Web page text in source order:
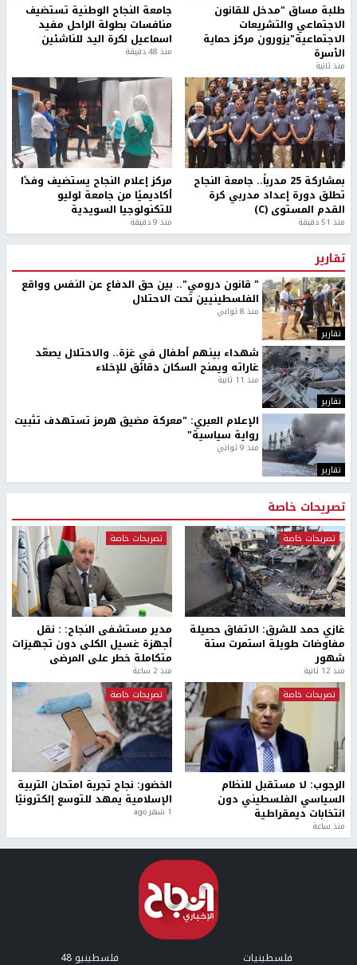
طلبة مساق "مدخل للقانون
الاجتماعي والتشريعات
الاجتماعية"يزورون مركز حماية
الأسرة
منذ ثانية
جامعة النجاح الوطنية تستضيف
منافسات بطولة الراحل مفيد
اسماعيل لكرة اليد للناشئين
منذ 48 دقيقة
بمشاركة 25 مدرباً.. جامعة النجاح
تطلق دورة إعداد مدربي كرة
القدم المستوى (C)
منذ 51 دقيقة
مركز إعلام النجاح يستضيف وفدًا
أكاديميًا من جامعة لوليو
للتكنولوجيا السويدية
منذ 9 دقيقة
تقارير
تقارير
" قانون درومي".. بين حق الدفاع عن النفس وواقع
الفلسطينيين تحت الاحتلال
منذ 8 ثواني
تقارير
شهداء بينهم أطفال في غزة.. والاحتلال يصعّد
غاراته ويمنح السكان دقائق للإخلاء
منذ 11 ثانية
تقارير
الإعلام العبري: "معركة مضيق هرمز تستهدف تثبيت
رواية سياسية"
منذ 9 ثواني
تصريحات خاصة
تصريحات خاصة
غازي حمد للشرق: الاتفاق حصيلة
مفاوضات طويلة استمرت ستة
شهور
منذ 12 ثانية
تصريحات خاصة
مدير مستشفى النجاح: : نقل
أجهزة غسيل الكلى دون تجهيزات
متكاملة خطر على المرضى
منذ 2 ساعة
تصريحات خاصة
الرجوب: لا مستقبل للنظام
السياسي الفلسطيني دون
انتخابات ديمقراطية
منذ ساعة
تصريحات خاصة
الخضور: نجاح تجربة امتحان التربية
الإسلامية يمهد للتوسع إلكترونيًا
1 شهر ago
فلسطينيات فلسطينيو 48